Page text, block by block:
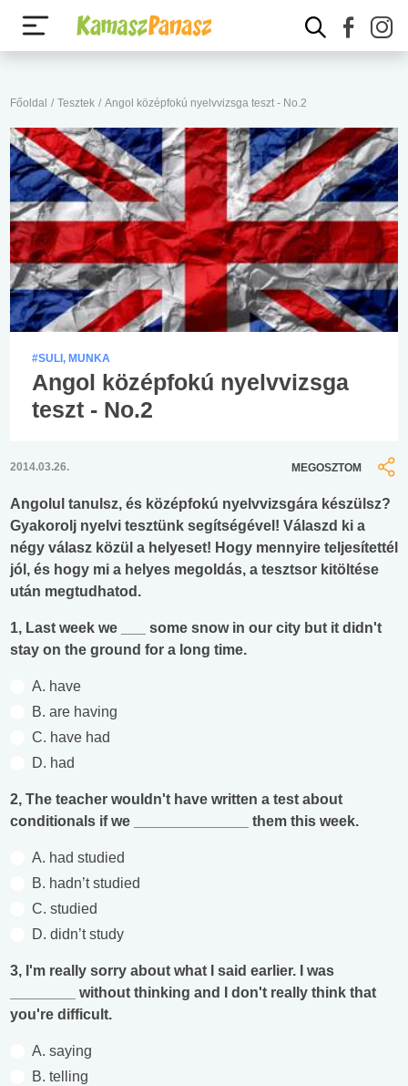
Főoldal / Tesztek / Angol középfokú nyelvvizsga teszt - No.2
#SULI, MUNKA
Angol középfokú nyelvvizsga
teszt - No.2
2014.03.26. MEGOSZTOM
Angolul tanulsz, és középfokú nyelvvizsgára készülsz?
Gyakorolj nyelvi tesztünk segítségével! Válaszd ki a
négy válasz közül a helyeset! Hogy mennyire teljesítettél
jól, és hogy mi a helyes megoldás, a tesztsor kitöltése
után megtudhatod.
1, Last week we ___ some snow in our city but it didn't
stay on the ground for a long time.
A. have
B. are having
C. have had
D. had
2, The teacher wouldn't have written a test about
conditionals if we ______________ them this week.
A. had studied
B. hadn’t studied
C. studied
D. didn’t study
3, I'm really sorry about what I said earlier. I was
________ without thinking and I don't really think that
you're difficult.
A. saying
B. telling